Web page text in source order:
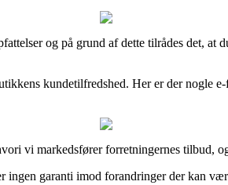
og på grund af dette tilrådes det,
kundetilfredshed. Her er der nogle
vi markedsfører forretningernes tilbud,
garanti imod forandringer der kan